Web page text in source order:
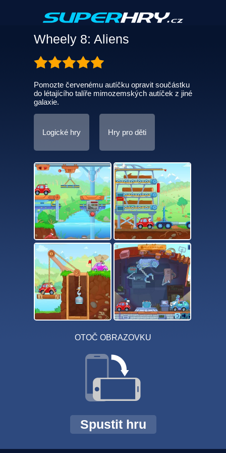
Wheely 8: Aliens
Pomozte červenému autíčku opravit součástku
do létajícího talíře mimozemských autíček z jiné
galaxie.
Logické hry Hry pro děti
OTOČ OBRAZOVKU
Spustit hru